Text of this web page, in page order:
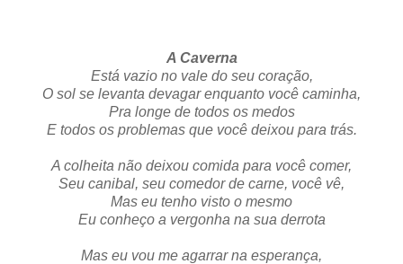
A Caverna
Está vazio no vale do seu coração,
O sol se levanta devagar enquanto você caminha,
Pra longe de todos os medos
E todos os problemas que você deixou para trás.
A colheita não deixou comida para você comer,
Seu canibal, seu comedor de carne, você vê,
Mas eu tenho visto o mesmo
Eu conheço a vergonha na sua derrota
Mas eu vou me agarrar na esperança,